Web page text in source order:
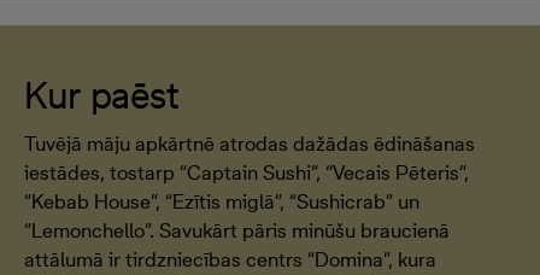
Kur paēst
Tuvējā māju apkārtnē atrodas dažādas ēdināšanas
iestādes, tostarp “Captain Sushi”, “Vecais Pēteris”,
“Kebab House”, “Ezītis miglā”, “Sushicrab” un
“Lemonchello”. Savukārt pāris minūšu braucienā
attālumā ir tirdzniecības centrs “Domina”, kura